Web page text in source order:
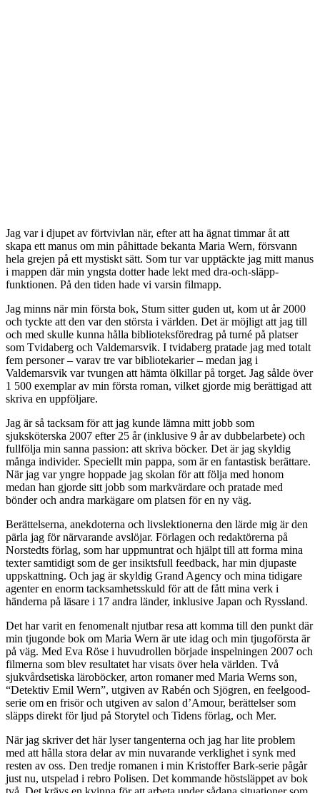
Jag var i djupet av förtvivlan när, efter att ha ägnat timmar åt att
skapa ett manus om min påhittade bekanta Maria Wern, försvann
hela grejen på ett mystiskt sätt. Som tur var upptäckte jag mitt manus
i mappen där min yngsta dotter hade lekt med dra-och-släpp-
funktionen. På den tiden hade vi varsin filmapp.
Jag minns när min första bok, Stum sitter guden ut, kom ut år 2000
och tyckte att den var den största i världen. Det är möjligt att jag till
och med skulle kunna hålla biblioteksföredrag på turné på platser
som Tvidaberg och Valdemarsvik. I tvidaberg pratade jag med totalt
fem personer – varav tre var bibliotekarier – medan jag i
Valdemarsvik var tvungen att hämta ölkillar på torget. Jag sålde över
1 500 exemplar av min första roman, vilket gjorde mig berättigad att
skriva en uppföljare.
Jag är så tacksam för att jag kunde lämna mitt jobb som
sjuksköterska 2007 efter 25 år (inklusive 9 år av dubbelarbete) och
fullfölja min sanna passion: att skriva böcker. Det är jag skyldig
många individer. Speciellt min pappa, som är en fantastisk berättare.
När jag var yngre hoppade jag skolan för att följa med honom
medan han gjorde sitt jobb som markvärdare och pratade med
bönder och andra markägare om platsen för en ny väg.
Berättelserna, anekdoterna och livslektionerna den lärde mig är den
pärla jag för närvarande avslöjar. Förlagen och redaktörerna på
Norstedts förlag, som har uppmuntrat och hjälpt till att forma mina
texter samtidigt som de ger insiktsfull feedback, har min djupaste
uppskattning. Och jag är skyldig Grand Agency och mina tidigare
agenter en enorm tacksamhetsskuld för att de fått mina verk i
händerna på läsare i 17 andra länder, inklusive Japan och Ryssland.
Det har varit en fenomenalt njutbar resa att komma till den punkt där
min tjugonde bok om Maria Wern är ute idag och min tjugoförsta är
på väg. Med Eva Röse i huvudrollen började inspelningen 2007 och
filmerna som blev resultatet har visats över hela världen. Två
sjukvårdsetiska läroböcker, arton romaner med Maria Werns son,
“Detektiv Emil Wern”, utgiven av Rabén och Sjögren, en feelgood-
serie om en frisör och utgiven av salon d’Amour, berättelser som
släpps direkt för ljud på Storytel och Tidens förlag, och Mer.
När jag skriver det här lyser tangenterna och jag har lite problem
med att hålla stora delar av min nuvarande verklighet i synk med
resten av oss. Den tredje romanen i min Kristoffer Bark-serie pågår
just nu, utspelad i rebro Polisen. Det kommande höstsläppet av bok